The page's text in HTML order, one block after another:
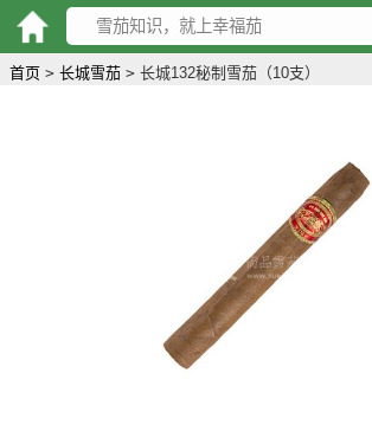
首页 > 长城雪茄 > 长城132秘制雪茄（10支）